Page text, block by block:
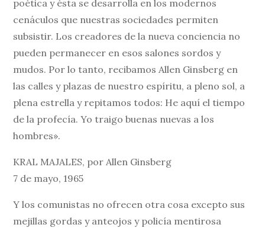
poética y ésta se desarrolla en los modernos
cenáculos que nuestras sociedades permiten
subsistir. Los creadores de la nueva conciencia no
pueden permanecer en esos salones sordos y
mudos. Por lo tanto, recibamos Allen Ginsberg en
las calles y plazas de nuestro espíritu, a pleno sol, a
plena estrella y repitamos todos: He aquí el tiempo
de la profecía. Yo traigo buenas nuevas a los
hombres».
KRAL MAJALES, por Allen Ginsberg
7 de mayo, 1965
Y los comunistas no ofrecen otra cosa excepto sus
mejillas gordas y anteojos y policía mentirosa